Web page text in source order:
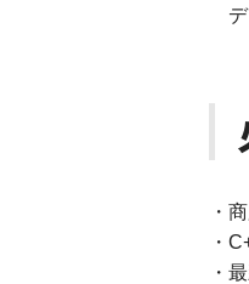
デ
・
・
・